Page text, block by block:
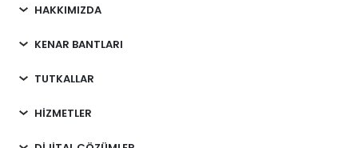
HAKKIMIZDA
KENAR BANTLARI
TUTKALLAR
HİZMETLER